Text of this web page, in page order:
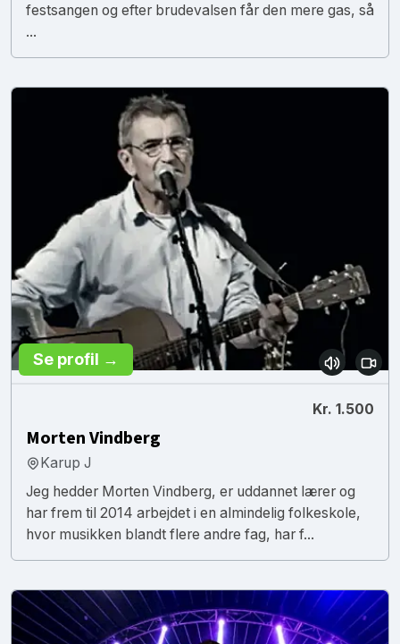
festsangen og efter brudevalsen får den mere gas, så
...
Se profil →
Kr. 1.500
Morten Vindberg
Karup J
Jeg hedder Morten Vindberg, er uddannet lærer og
har frem til 2014 arbejdet i en almindelig folkeskole,
hvor musikken blandt flere andre fag, har f...